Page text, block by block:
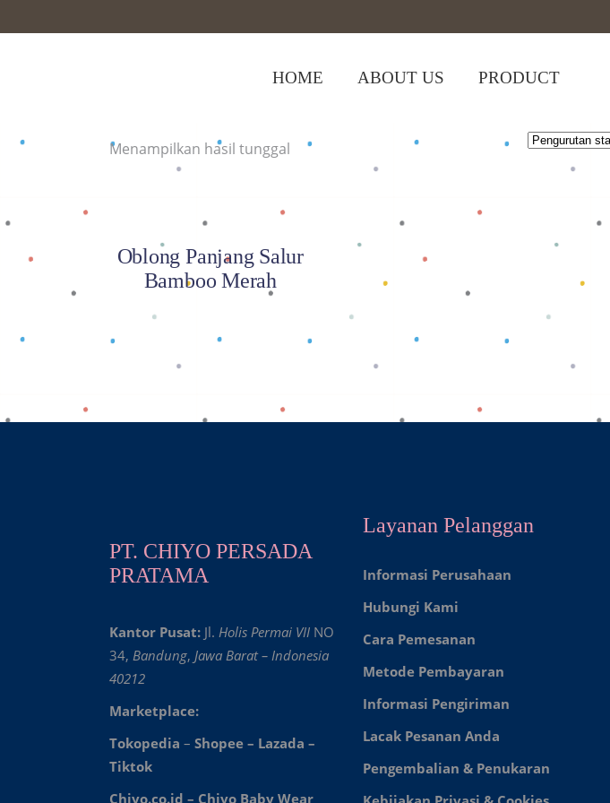
HOME ABOUT US PRODUCT
Home>Shop>Oblong Panjang Salur Bamboo Merah
Menampilkan hasil tunggal
Baca selengkapnya
Oblong Panjang Salur
Bamboo Merah
PT. CHIYO PERSADA
PRATAMA
Kantor Pusat: Jl. Holis Permai VII NO
34, Bandung, Jawa Barat – Indonesia
40212
Marketplace:
Tokopedia – Shopee – Lazada –
Tiktok
Chiyo.co.id – Chiyo Baby Wear
Layanan Pelanggan
Informasi Perusahaan
Hubungi Kami
Cara Pemesanan
Metode Pembayaran
Informasi Pengiriman
Lacak Pesanan Anda
Pengembalian & Penukaran